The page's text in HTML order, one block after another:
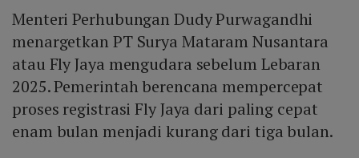
Menteri Perhubungan Dudy Purwagandhi
menargetkan PT Surya Mataram Nusantara
atau Fly Jaya mengudara sebelum Lebaran
2025. Pemerintah berencana mempercepat
proses registrasi Fly Jaya dari paling cepat
enam bulan menjadi kurang dari tiga bulan.